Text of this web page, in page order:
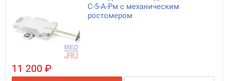
С-5-А-Рм с механическим
ростомером
11 200 ₽